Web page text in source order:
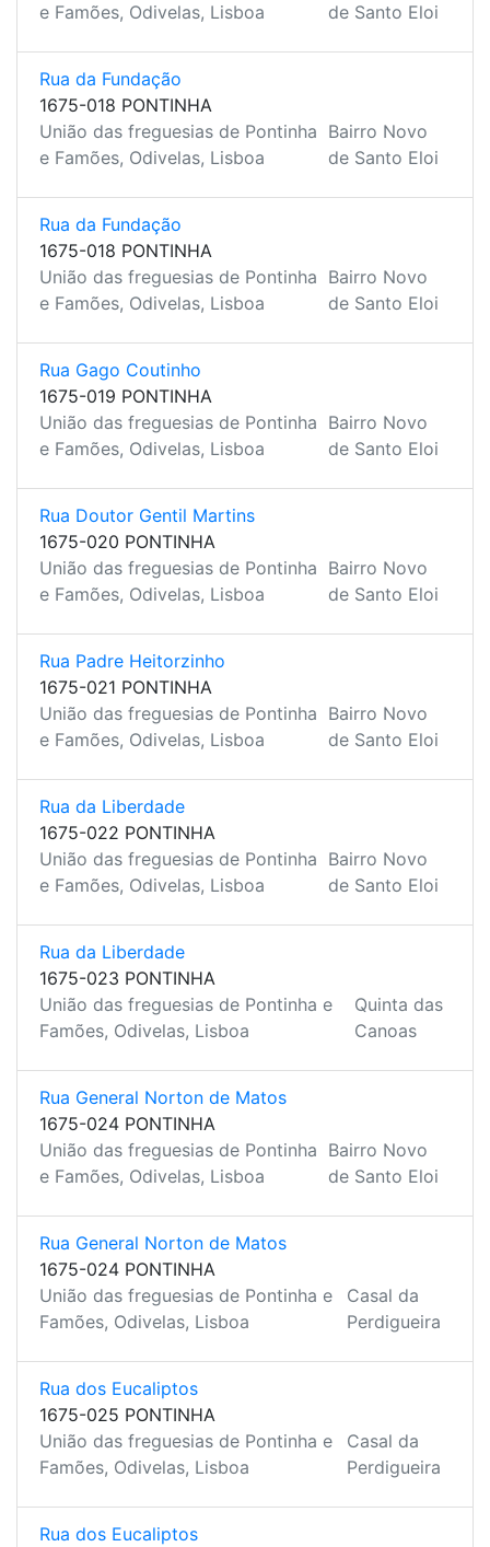
e Famões, Odivelas, Lisboa de Santo Eloi
Rua da Fundação
1675-018 PONTINHA
União das freguesias de Pontinha
e Famões, Odivelas, Lisboa
Bairro Novo
de Santo Eloi
Rua da Fundação
1675-018 PONTINHA
União das freguesias de Pontinha
e Famões, Odivelas, Lisboa
Bairro Novo
de Santo Eloi
Rua Gago Coutinho
1675-019 PONTINHA
União das freguesias de Pontinha
e Famões, Odivelas, Lisboa
Bairro Novo
de Santo Eloi
Rua Doutor Gentil Martins
1675-020 PONTINHA
União das freguesias de Pontinha
e Famões, Odivelas, Lisboa
Bairro Novo
de Santo Eloi
Rua Padre Heitorzinho
1675-021 PONTINHA
União das freguesias de Pontinha
e Famões, Odivelas, Lisboa
Bairro Novo
de Santo Eloi
Rua da Liberdade
1675-022 PONTINHA
União das freguesias de Pontinha
e Famões, Odivelas, Lisboa
Bairro Novo
de Santo Eloi
Rua da Liberdade
1675-023 PONTINHA
União das freguesias de Pontinha e
Famões, Odivelas, Lisboa
Quinta das
Canoas
Rua General Norton de Matos
1675-024 PONTINHA
União das freguesias de Pontinha
e Famões, Odivelas, Lisboa
Bairro Novo
de Santo Eloi
Rua General Norton de Matos
1675-024 PONTINHA
União das freguesias de Pontinha e
Famões, Odivelas, Lisboa
Casal da
Perdigueira
Rua dos Eucaliptos
1675-025 PONTINHA
União das freguesias de Pontinha e
Famões, Odivelas, Lisboa
Casal da
Perdigueira
Rua dos Eucaliptos